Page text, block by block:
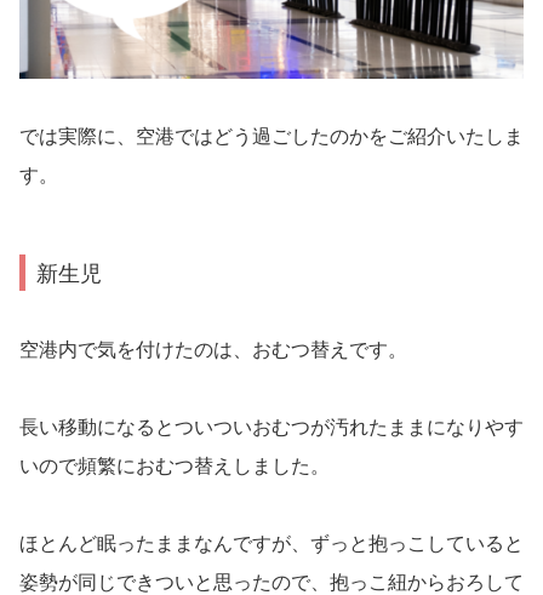
では実際に、空港ではどう過ごしたのかをご紹介いたしま
す。
新生児
空港内で気を付けたのは、おむつ替えです。
長い移動になるとついついおむつが汚れたままになりやす
いので頻繁におむつ替えしました。
ほとんど眠ったままなんですが、ずっと抱っこしていると
姿勢が同じできついと思ったので、抱っこ紐からおろして